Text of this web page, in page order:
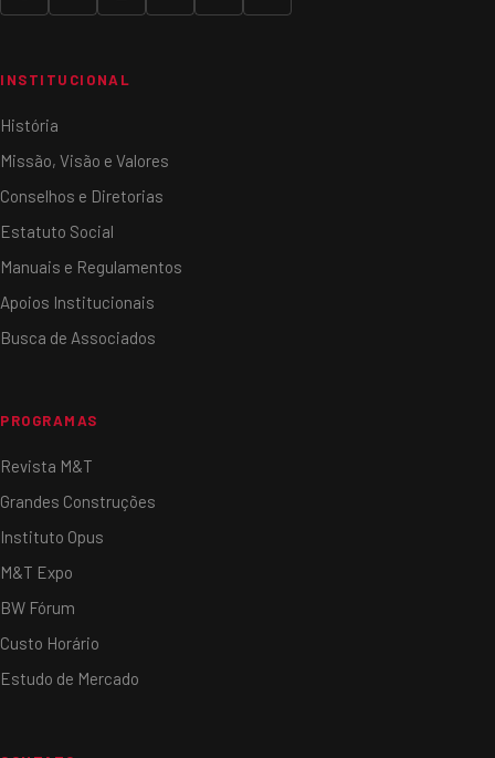
INSTITUCIONAL
História
Missão, Visão e Valores
Conselhos e Diretorias
Estatuto Social
Manuais e Regulamentos
Apoios Institucionais
Busca de Associados
PROGRAMAS
Revista M&T
Grandes Construções
Instituto Opus
M&T Expo
BW Fórum
Custo Horário
Estudo de Mercado